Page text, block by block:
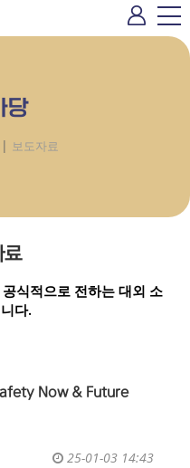
당
| 보도자료
료
식적으로 전하는 대외 소
다.
Now & Future
25-01-03 14:43